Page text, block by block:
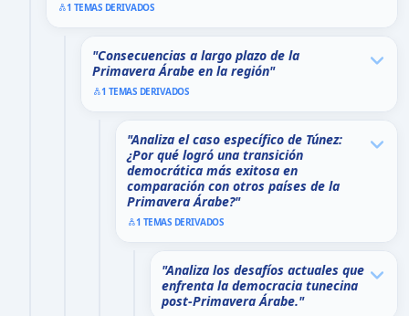
1 TEMAS DERIVADOS
"Consecuencias a largo plazo de la
Primavera Árabe en la región"
1 TEMAS DERIVADOS
"Analiza el caso específico de Túnez:
¿Por qué logró una transición
democrática más exitosa en
comparación con otros países de la
Primavera Árabe?"
1 TEMAS DERIVADOS
"Analiza los desafíos actuales que
enfrenta la democracia tunecina
post-Primavera Árabe."